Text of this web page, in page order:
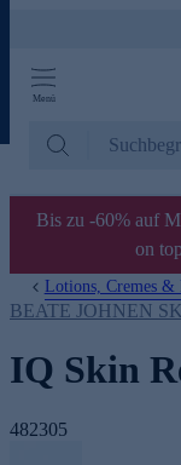
Menü
Bis zu -60% auf
on
Lotions, Cremes &
BEATE JOHNEN
IQ Skin
482305